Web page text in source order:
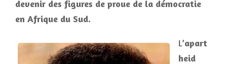
devenir des figures de proue de la démocratie
en Afrique du Sud.
L’apart
heid